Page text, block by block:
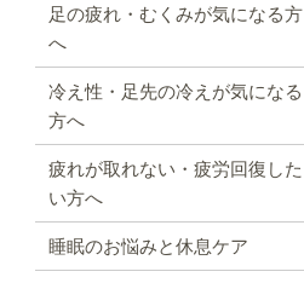
足の疲れ・むくみが気になる方
へ
冷え性・足先の冷えが気になる
方へ
疲れが取れない・疲労回復した
い方へ
睡眠のお悩みと休息ケア